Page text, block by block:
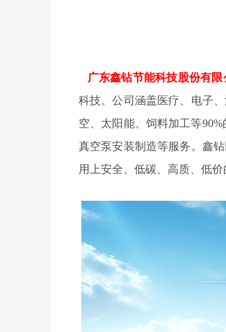
广东鑫钻节能科技股份有限
科技。公司涵盖医疗、电子
空、太阳能、饲料加工等
真空泵安装制造等服务。鑫
用上安全、低碳、高质、低价